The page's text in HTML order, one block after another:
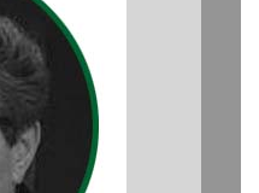
Nuevo ciclo en la UAT
Ago 05, 2026 / 9:04 PM